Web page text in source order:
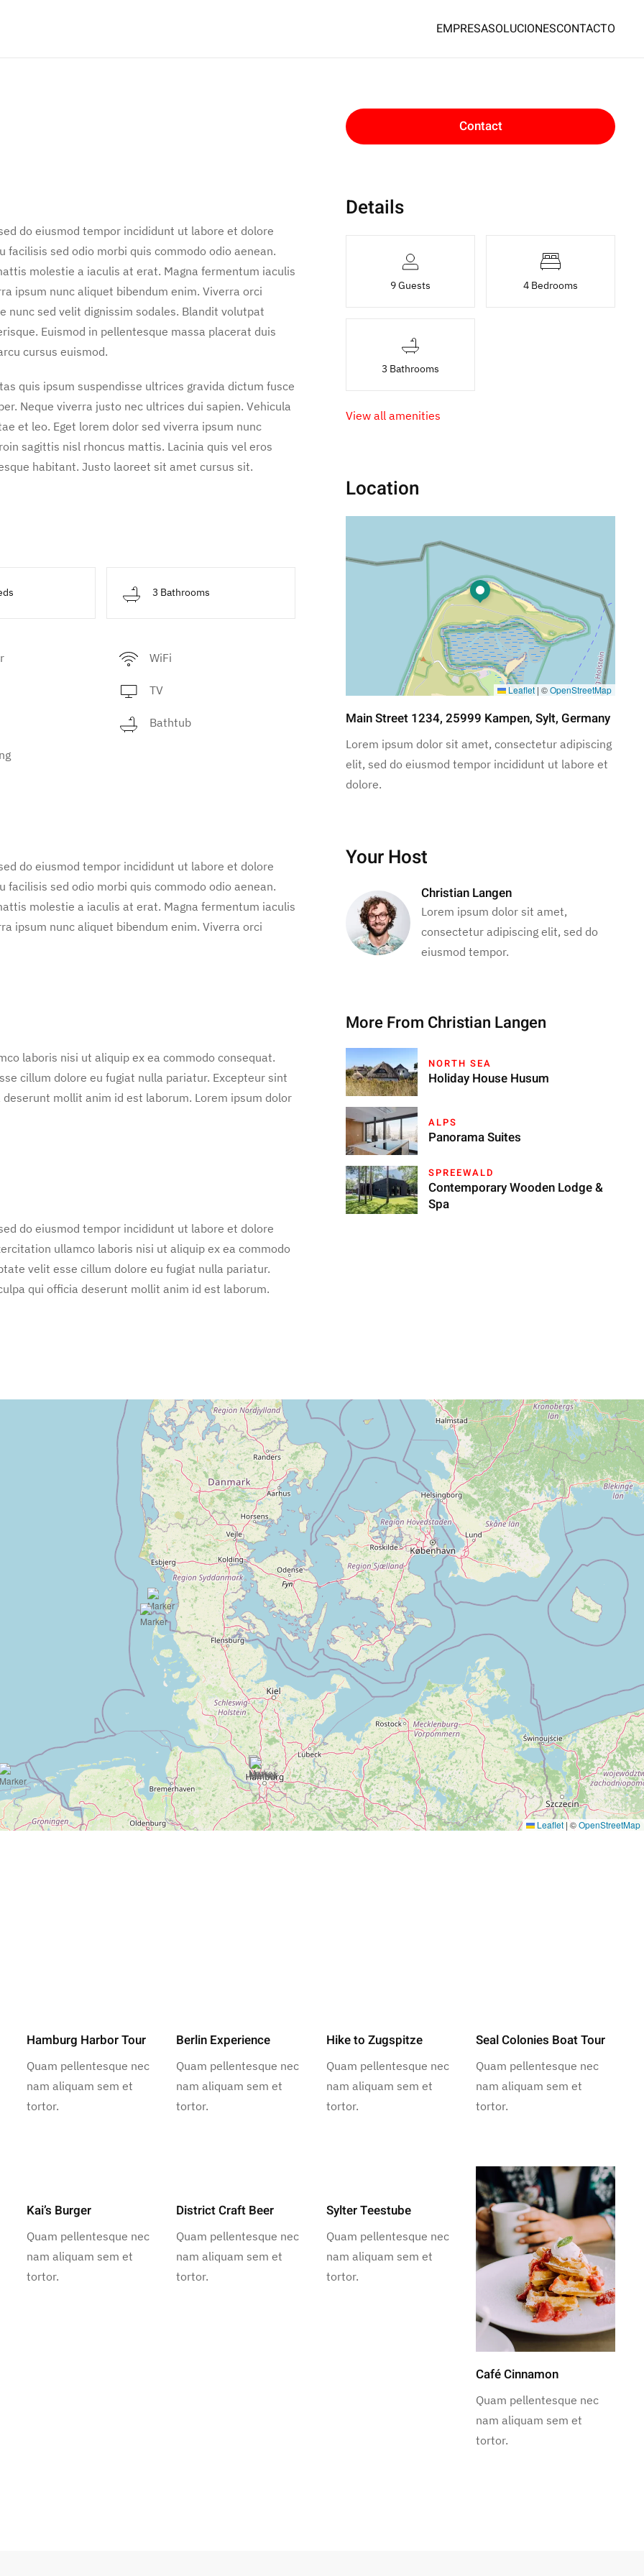
EMPRESASOLUCIONESCONTACTO
do eiusmod tempor incididunt ut labore et dolore
sed odio morbi quis commodo odio aenean.
molestie a iaculis at erat. Magna fermentum iaculis
ipsum nunc aliquet bibendum enim. Viverra orci
sed velit dignissim sodales. Blandit volutpat
Euismod in pellentesque massa placerat duis
cursus euismod.
quis ipsum suspendisse ultrices gravida dictum fusce
Neque viverra justo nec ultrices dui sapien. Vehicula
et leo. Eget lorem dolor sed viverra ipsum nunc
sagittis nisl rhoncus mattis. Lacinia quis vel eros
habitant. Justo laoreet sit amet cursus sit.
3 Bathrooms
WiFi
TV
Bathtub
do eiusmod tempor incididunt ut labore et dolore
sed odio morbi quis commodo odio aenean.
molestie a iaculis at erat. Magna fermentum iaculis
ipsum nunc aliquet bibendum enim. Viverra orci
laboris nisi ut aliquip ex ea commodo consequat.
cillum dolore eu fugiat nulla pariatur. Excepteur sint
mollit anim id est laborum. Lorem ipsum dolor
do eiusmod tempor incididunt ut labore et dolore
ullamco laboris nisi ut aliquip ex ea commodo
velit esse cillum dolore eu fugiat nulla pariatur.
qui officia deserunt mollit anim id est laborum.
Contact
Details
9 Guests 4 Bedrooms
3 Bathrooms
View all amenities
Location
Leaflet | ©OpenStreetMap
Main Street 1234, 25999 Kampen, Sylt, Germany
Lorem ipsum dolor sit amet, consectetur adipiscing
elit, sed do eiusmod tempor incididunt ut labore et
dolore.
Your Host
Christian Langen
Lorem ipsum dolor sit amet,
consectetur adipiscing elit, sed do
eiusmod tempor.
More From Christian Langen
NORTH SEA
Holiday House Husum
ALPS
Panorama Suites
SPREEWALD
Contemporary Wooden Lodge &
Spa
Leaflet | ©OpenStreetMap
Hamburg Harbor Tour
Quam pellentesque nec
nam aliquam sem et
tortor.
Berlin Experience
Quam pellentesque nec
nam aliquam sem et
tortor.
Hike to Zugspitze
Quam pellentesque nec
nam aliquam sem et
tortor.
Seal Colonies Boat Tour
Quam pellentesque nec
nam aliquam sem et
tortor.
Kai’s Burger
Quam pellentesque nec
nam aliquam sem et
tortor.
District Craft Beer
Quam pellentesque nec
nam aliquam sem et
tortor.
Sylter Teestube
Quam pellentesque nec
nam aliquam sem et
tortor.
Café Cinnamon
Quam pellentesque nec
nam aliquam sem et
tortor.